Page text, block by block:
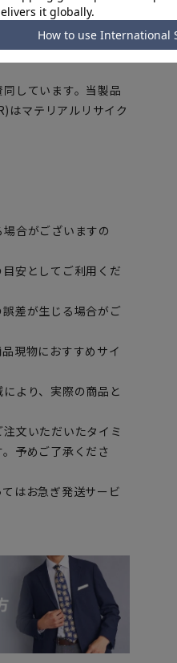
しています。当製品
はマテリアルリサイク
合がございますの
安としてご利用くだ
差が生じる場合がご
現物におすすめサイ
より、実際の商品と
文いただいたタイミ
予めご了承くださ
はお急ぎ発送サービ